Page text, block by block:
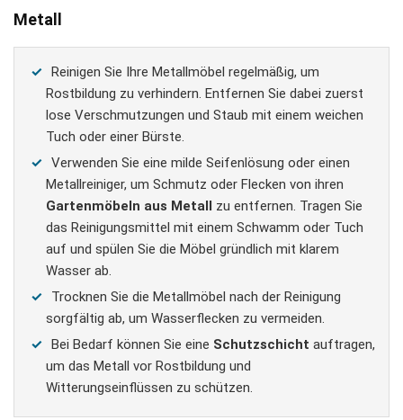
Metall
Reinigen Sie Ihre Metallmöbel regelmäßig, um
Rostbildung zu verhindern. Entfernen Sie dabei zuerst
lose Verschmutzungen und Staub mit einem weichen
Tuch oder einer Bürste.
Verwenden Sie eine milde Seifenlösung oder einen
Metallreiniger, um Schmutz oder Flecken von ihren
Gartenmöbeln aus Metall zu entfernen. Tragen Sie
das Reinigungsmittel mit einem Schwamm oder Tuch
auf und spülen Sie die Möbel gründlich mit klarem
Wasser ab.
Trocknen Sie die Metallmöbel nach der Reinigung
sorgfältig ab, um Wasserflecken zu vermeiden.
Bei Bedarf können Sie eine Schutzschicht auftragen,
um das Metall vor Rostbildung und
Witterungseinflüssen zu schützen.